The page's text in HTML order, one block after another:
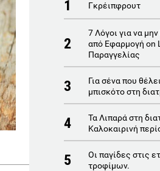
1 Γκρέιπφρουτ
2
7 Λόγοι για να
από Εφαρμογή on
Παραγγελίας
3
Για σένα που
μπισκότο στη
4
Τα Λιπαρά στη
Καλοκαιρινή
5
Οι παγίδες στις
τροφίμων.